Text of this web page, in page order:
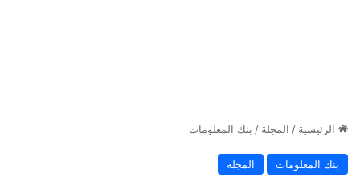
الرئيسية / المجلة / بنك المعلومات
بنك المعلومات المجلة